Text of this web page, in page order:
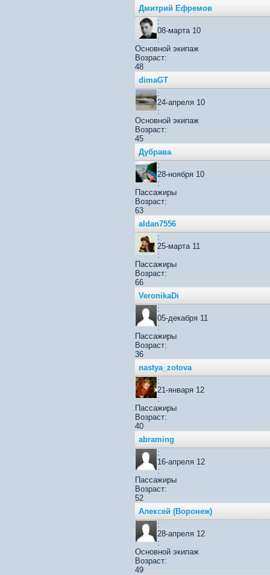
Дмитрий Ефремов
:
08-марта 10
:
Основной экипаж
Возраст:
48
dimaGT
:
24-апреля 10
:
Основной экипаж
Возраст:
45
Дубрава
:
28-ноября 10
:
Пассажиры
Возраст:
63
aldan7556
:
25-марта 11
:
Пассажиры
Возраст:
66
VeronikaDi
:
05-декабря 11
:
Пассажиры
Возраст:
36
nastya_zotova
:
21-января 12
:
Пассажиры
Возраст:
40
abraming
:
16-апреля 12
:
Пассажиры
Возраст:
52
Алексей (Воронеж)
:
28-апреля 12
:
Основной экипаж
Возраст:
49